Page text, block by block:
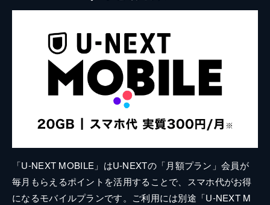
「U-NEXT MOBILE」はU-NEXTの「月額プラン」会員が
毎月もらえるポイントを活用することで、スマホ代がお得
になるモバイルプランです。ご利用には別途「U-NEXT M